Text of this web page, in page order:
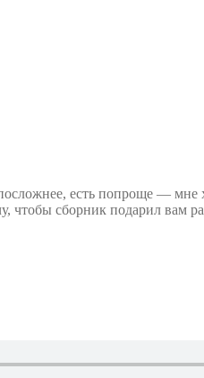
есть попроще — мне
чтобы сборник подарил вам